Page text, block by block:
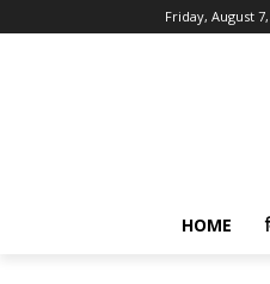
Friday, August
HOME